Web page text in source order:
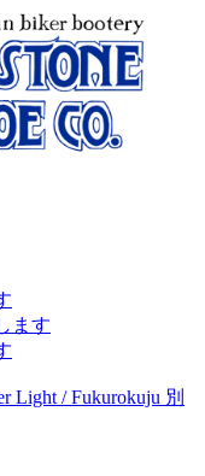
ます
/ Fukurokuju 別